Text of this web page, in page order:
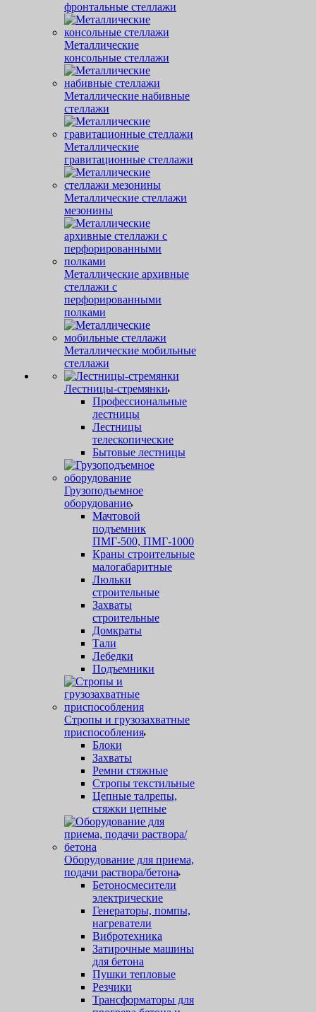
фронтальные стеллажи
Металлические
консольные стеллажи
Металлические набивные
стеллажи
Металлические
гравитационные стеллажи
Металлические стеллажи
мезонины
Металлические архивные
стеллажи с
перфорированными
полками
Металлические мобильные
стеллажи
Лестницы-стремянки
Профессиональные
лестницы
Лестницы
телескопические
Бытовые лестницы
Грузоподъемное
оборудование
Мачтовой
подъемник
ПМГ-500, ПМГ-1000
Краны строительные
малогабаритные
Люльки
строительные
Захваты
строительные
Домкраты
Тали
Лебедки
Подъемники
Стропы и грузозахватные
приспособления
Блоки
Захваты
Ремни стяжные
Стропы текстильные
Цепные талрепы,
стяжки цепные
Оборудование для приема,
подачи раствора/бетона
Бетоносмесители
электрические
Генераторы, помпы,
нагреватели
Вибротехника
Затирочные машины
для бетона
Пушки тепловые
Резчики
Трансформаторы для